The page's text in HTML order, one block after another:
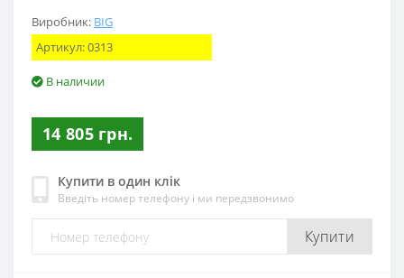
Виробник: BIG
Артикул:0313
В наличии
14 805 грн.
Купити в один клік
Введіть номер телефону і ми передзвонимо
Купити